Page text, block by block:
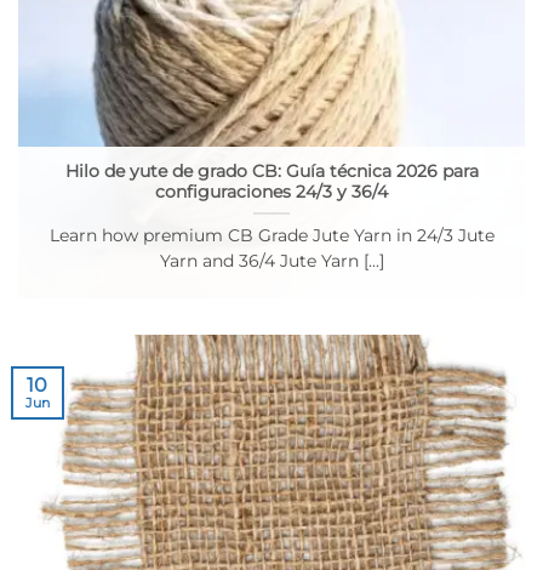
Hilo de yute de grado CB: Guía técnica 2026 para
configuraciones 24/3 y 36/4
Learn how premium CB Grade Jute Yarn in 24/3 Jute
Yarn and 36/4 Jute Yarn [...]
10
Jun